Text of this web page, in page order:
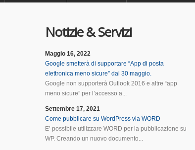
Notizie & Servizi
Maggio 16, 2022
Google smetterà di supportare “App di posta
elettronica meno sicure” dal 30 maggio.
Google non supporterà Outlook 2016 e altre “app
meno sicure” per l’accesso a...
Settembre 17, 2021
Come pubblicare su WordPress via WORD
E’ possibile utilizzare WORD per la pubblicazione su
WP. Creando un nuovo documento...